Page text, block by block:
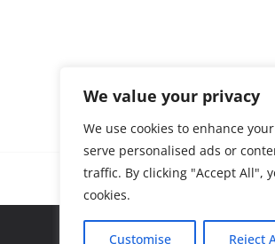
We value your privacy
We use cookies to enhance
serve personalised ads or
traffic. By clicking "Accept All",
cookies.
Customise Reject